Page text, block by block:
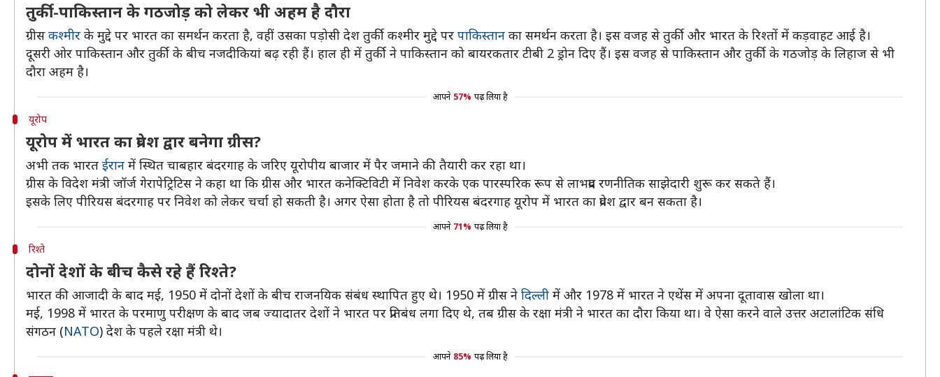
तुर्की-पाकिस्तान के गठजोड़ को लेकर भी अहम है दौरा
ग्रीसकश्मीर के मुद्दे पर भारत का समर्थन करता है, वहीं उसका पड़ोसी देश तुर्की कश्मीर मुद्दे पर पाकिस्तान का समर्थन करता है। इस वजह से तुर्की और भारत के रिश्तों में कड़वाहट आई है।
दूसरी ओर पाकिस्तान और तुर्की के बीच नजदीकियां बढ़ रही हैं। हाल ही में तुर्की ने पाकिस्तान को बायरकतार टीबी 2 ड्रोन दिए हैं। इस वजह से पाकिस्तान और तुर्की के गठजोड़ के लिहाज से भी
दौरा अहम है।
आपने 57% पढ़ लिया है
यूरोप
यूरोप में भारत का प्रवेश द्वार बनेगा ग्रीस?
अभी तक भारत ईरान में स्थित चाबहार बंदरगाह के जरिए यूरोपीय बाजार में पैर जमाने की तैयारी कर रहा था।
ग्रीस के विदेश मंत्री जॉर्ज गेरापेट्रिटिस ने कहा था कि ग्रीस और भारत कनेक्टिविटी में निवेश करके एक पारस्परिक रूप से लाभप्रद रणनीतिक साझेदारी शुरू कर सकते हैं।
इसके लिए पीरियस बंदरगाह पर निवेश को लेकर चर्चा हो सकती है। अगर ऐसा होता है तो पीरियस बंदरगाह यूरोप में भारत का प्रवेश द्वार बन सकता है।
आपने 71% पढ़ लिया है
रिश्ते
दोनों देशों के बीच कैसे रहे हैं रिश्ते?
भारत की आजादी के बाद मई, 1950 में दोनों देशों के बीच राजनयिक संबंध स्थापित हुए थे। 1950 में ग्रीस ने दिल्ली में और 1978 में भारत ने एथेंस में अपना दूतावास खोला था।
मई, 1998 में भारत के परमाणु परीक्षण के बाद जब ज्यादातर देशों ने भारत पर प्रतिबंध लगा दिए थे, तब ग्रीस के रक्षा मंत्री ने भारत का दौरा किया था। वे ऐसा करने वाले उत्तर अटालांटिक संधि
संगठन (NATO) देश के पहले रक्षा मंत्री थे।
आपने 85% पढ़ लिया है